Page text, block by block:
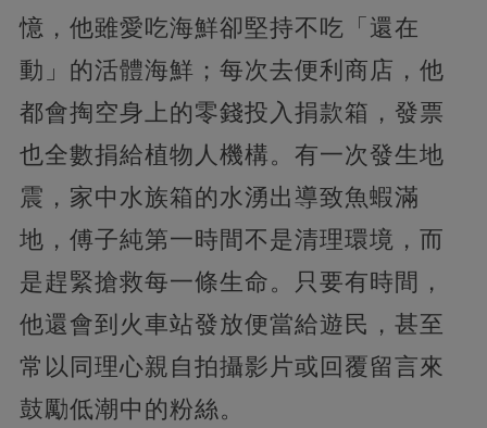
憶，他雖愛吃海鮮卻堅持不吃「還在
動」的活體海鮮；每次去便利商店，他
都會掏空身上的零錢投入捐款箱，發票
也全數捐給植物人機構。有一次發生地
震，家中水族箱的水湧出導致魚蝦滿
地，傅子純第一時間不是清理環境，而
是趕緊搶救每一條生命。只要有時間，
他還會到火車站發放便當給遊民，甚至
常以同理心親自拍攝影片或回覆留言來
鼓勵低潮中的粉絲。